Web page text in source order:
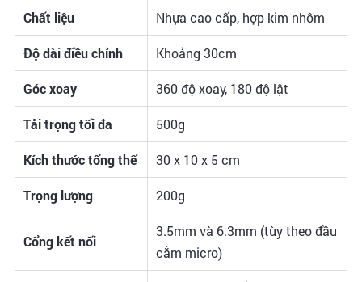
Chất liệu Nhựa cao cấp, hợp kim nhôm
Độ dài điều chỉnh Khoảng 30cm
Góc xoay 360 độ xoay, 180 độ lật
Tải trọng tối đa 500g
Kích thước tổng thể 30 x 10 x 5 cm
Trọng lượng 200g
Cổng kết nối
3.5mm và 6.3mm (tùy theo đầu
cắm micro)